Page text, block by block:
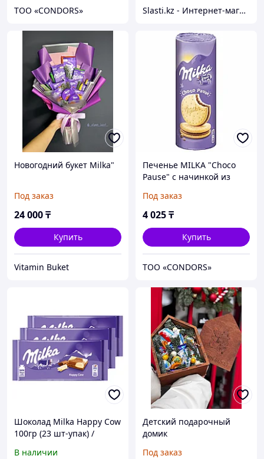
ТОО «CONDORS» Slasti.kz - Интернет-магазин сладостей
Новогодний букет Milka"
Под заказ
24 000₸
Купить
Vitamin Buket
Печенье MILKA "Choco
Pause" с начинкой из
г, 9001755
Под заказ
4 025₸
Купить
ТОО «CONDORS»
Шоколад Milka Happy Cow
100гр (23 шт-упак) /
В наличии
Детский подарочный
домик
Под заказ